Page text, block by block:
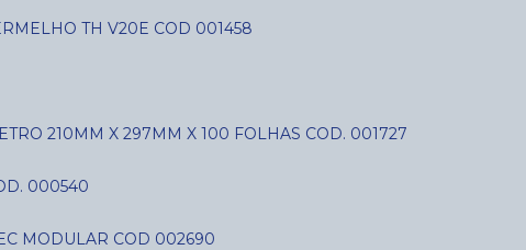
TH V20E COD 001458
210MM X 297MM X 100 FOLHAS COD. 001727
000540
MODULAR COD 002690